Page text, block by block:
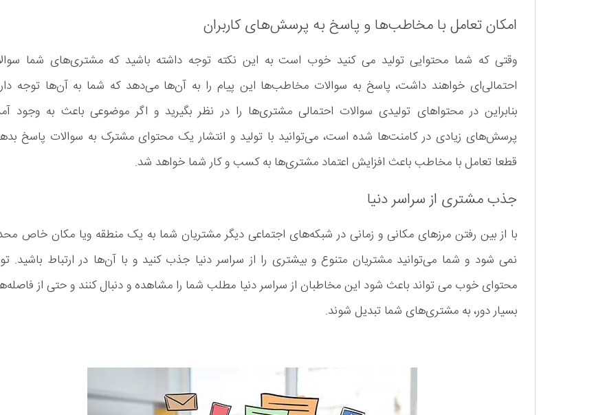
امکان تعامل با مخاطب‌ها و پاسخ به پرسش‌های کاربران
وقتی که شما محتوایی تولید می کنید خوب است به این نکته توجه داشته باشید که مشتری‌های شما
احتمالی‌ای خواهند داشت، پاسخ به سوالات مخاطب‌ها این پیام را به آن‌ها می‌دهد که شما به آن‌ها توجه
بنابراین در محتواهای تولیدی سوالات احتمالی مشتری‌ها را در نظر بگیرید و اگر موضوعی باعث به وجود
پرسش‌های زیادی در کامنت‌ها شده است، می‌توانید با تولید و انتشار یک محتوای مشترک به سوالات پاسخ
قطعا تعامل با مخاطب باعث افزایش اعتماد مشتری‌ها به کسب و کار شما خواهد شد.
جذب مشتری از سراسر دنیا
با از بین رفتن مرزهای مکانی و زمانی در شبکه‌های اجتماعی دیگر مشتریان شما به یک منطقه ویا مکان خاص
نمی شود و شما می‌توانید مشتریان متنوع و بیشتری را از سراسر دنیا جذب کنید و با آن‌ها در ارتباط باشید.
محتوای خوب می تواند باعث شود این مخاطبان از سراسر دنیا مطلب شما را مشاهده و دنبال کنند و حتی از
بسیار دور، به مشتری‌های شما تبدیل شوند.